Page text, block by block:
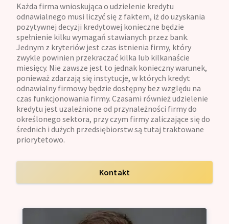
Każda firma wnioskująca o udzielenie kredytu
odnawialnego musi liczyć się z faktem, iż do uzyskania
pozytywnej decyzji kredytowej konieczne będzie
spełnienie kilku wymagań stawianych przez bank.
Jednym z kryteriów jest czas istnienia firmy, który
zwykle powinien przekraczać kilka lub kilkanaście
miesięcy. Nie zawsze jest to jednak konieczny warunek,
ponieważ zdarzają się instytucje, w których kredyt
odnawialny firmowy będzie dostępny bez względu na
czas funkcjonowania firmy. Czasami również udzielenie
kredytu jest uzależnione od przynależności firmy do
określonego sektora, przy czym firmy zaliczające się do
średnich i dużych przedsiębiorstw są tutaj traktowane
priorytetowo.
Kontakt